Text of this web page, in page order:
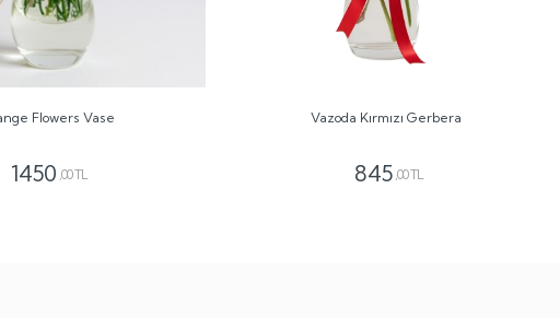
Flowers Vase
1450 ,00 TL
Vazoda Kırmızı Gerbera
845 ,00 TL